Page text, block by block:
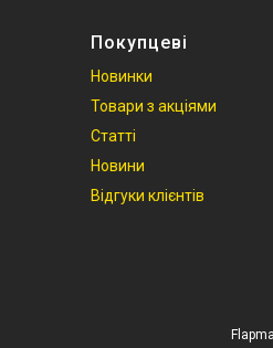
Покупцеві
Новинки
Товари з акціями
Статті
Новини
Відгуки клієнтів